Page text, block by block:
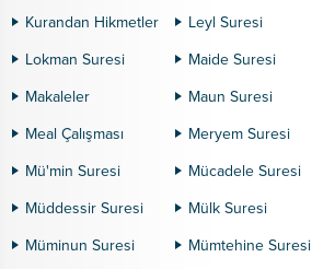
Kurandan Hikmetler
Leyl Suresi
Lokman Suresi
Maide Suresi
Makaleler
Maun Suresi
Meal Çalışması
Meryem Suresi
Mü'min Suresi
Mücadele Suresi
Müddessir Suresi
Mülk Suresi
Müminun Suresi
Mümtehine Suresi